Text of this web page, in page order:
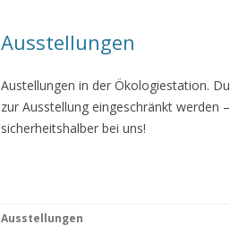
Ausstellungen
Austellungen in der Ökologiestation.
zur Ausstellung eingeschränkt werden
sicherheitshalber bei uns!
Ausstellungen